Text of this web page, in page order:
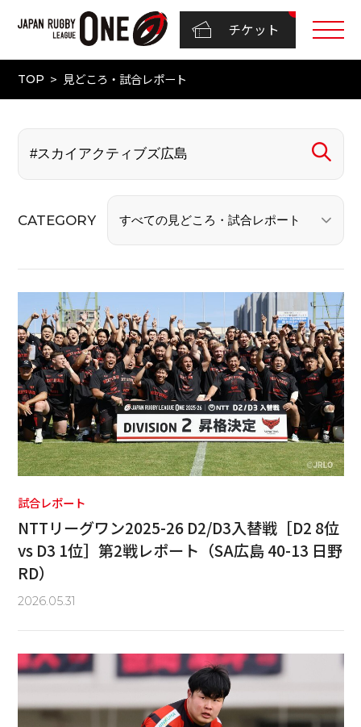
チケット
TOP 見どころ・試合レポート
CATEGORY
試合レポート
NTTリーグワン2025-26 D2/D3入替戦［D2 8位
vs D3 1位］第2戦レポート（SA広島 40-13 日野
RD）
2026.05.31